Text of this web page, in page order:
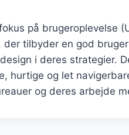
på brugeroplevelse
tilbyder en god
i deres strategier.
hurtige og let
og deres arbejde